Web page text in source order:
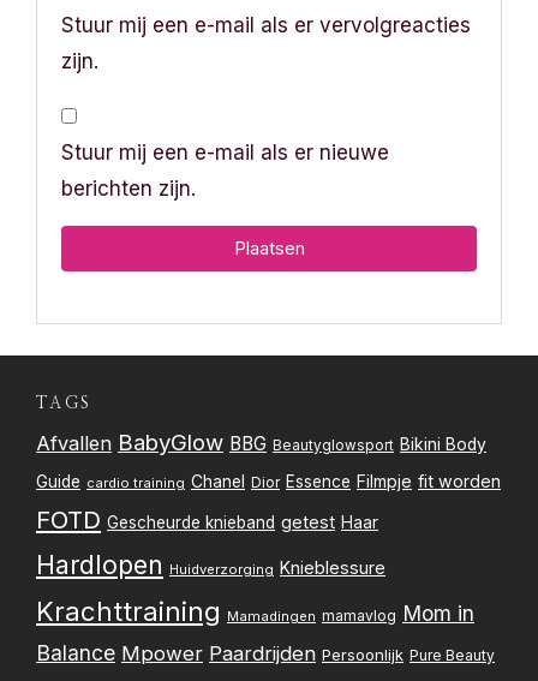
Stuur mij een e-mail als er vervolgreacties
zijn.
Stuur mij een e-mail als er nieuwe
berichten zijn.
TAGS
Afvallen BabyGlow BBG Beautyglowsport Bikini Body
Guide cardio training Chanel Dior Essence Filmpje fit worden
FOTD Gescheurde knieband getest Haar
Hardlopen Huidverzorging Knieblessure
Krachttraining Mamadingen mamavlog Mom in
Balance Mpower Paardrijden Persoonlijk Pure Beauty